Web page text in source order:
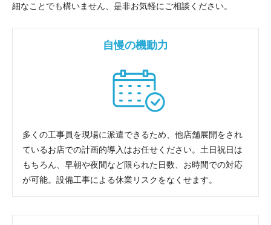
細なことでも構いません、是非お気軽にご相談ください。
自慢の機動力
多くの工事員を現場に派遣できるため、他店舗展開をされ
ているお店での計画的導入はお任せください。土日祝日は
もちろん、早朝や夜間など限られた日数、お時間での対応
が可能。設備工事による休業リスクをなくせます。